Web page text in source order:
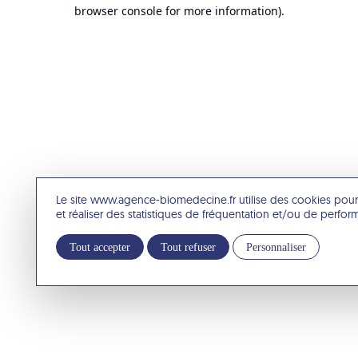
Le site www.agence-biomedecine.fr utilise des cookies
et réaliser des statistiques de fréquentation et/ou de
Tout accepter Tout refuser Personnaliser
browser console for more information).